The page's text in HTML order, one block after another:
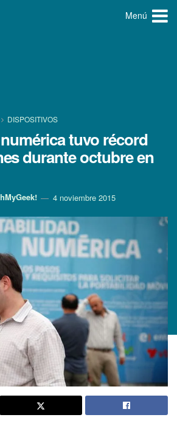
Menú
DISPOSITIVOS
tuvo récord
durante octubre en
4 noviembre 2015